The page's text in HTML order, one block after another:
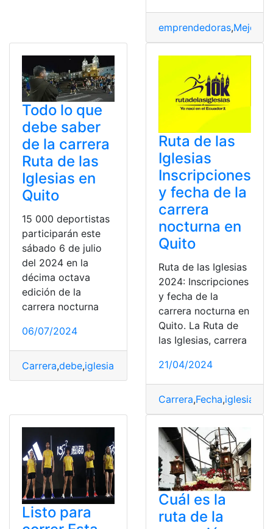
emprendedoras,Mejores
Todo lo que
debe saber
de la carrera
Ruta de las
Iglesias en
Quito
15 000 deportistas
participarán este
sábado 6 de julio
del 2024 en la
décima octava
edición de la
carrera nocturna
06/07/2024
Carrera,debe,iglesias Ruta
Ruta de las
Iglesias
Inscripciones
y fecha de la
carrera
nocturna en
Quito
Ruta de las Iglesias
2024: Inscripciones
y fecha de la
carrera nocturna en
Quito. La Ruta de
las Iglesias, carrera
21/04/2024
Carrera,Fecha,iglesias
Listo para
Cuál es la
ruta de la